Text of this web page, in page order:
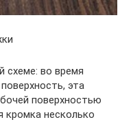
схеме: во время
эта
поверхностью
кромка несколько